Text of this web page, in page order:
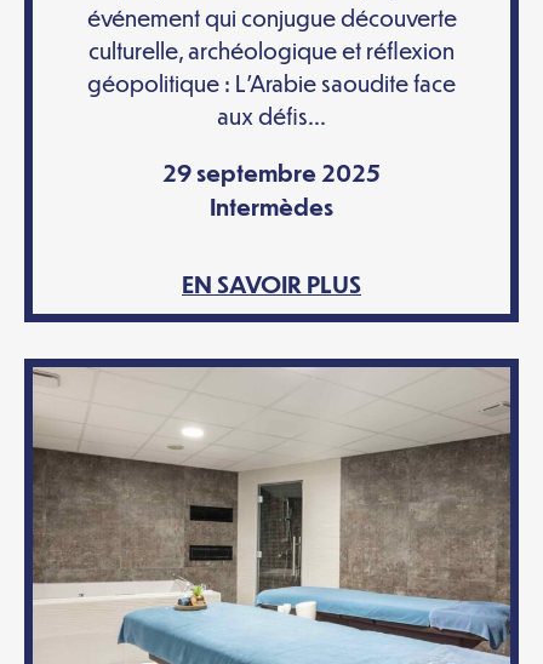
événement qui conjugue découverte
culturelle, archéologique et réflexion
géopolitique : L’Arabie saoudite face
aux défis...
29 septembre 2025
Intermèdes
EN SAVOIR PLUS